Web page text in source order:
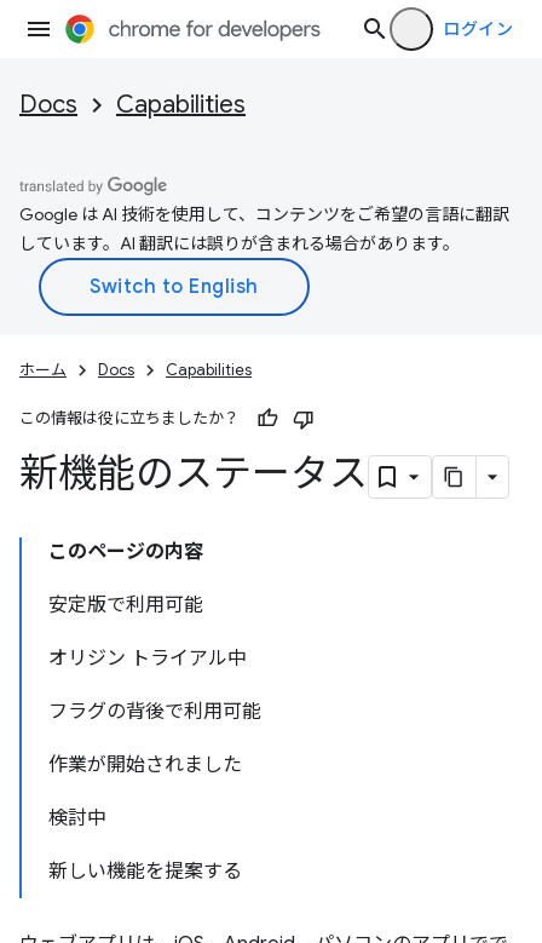
ログイン
Docs Capabilities
Google は AI 技術を使用して、コンテンツをご希望の言語に翻訳
しています。AI 翻訳には誤りが含まれる場合があります。
ホーム Docs Capabilities
この情報は役に立ちましたか？
新機能のステータス
このページの内容
安定版で利用可能
オリジン トライアル中
フラグの背後で利用可能
作業が開始されました
検討中
新しい機能を提案する